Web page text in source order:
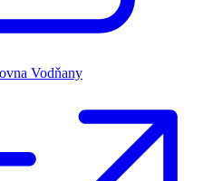
Vodňany